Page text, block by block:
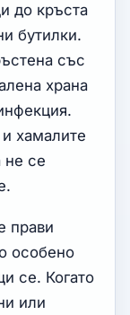
до кръста
бутилки.
със
храна
хамалите
не се
прави
особено
се. Когато
или